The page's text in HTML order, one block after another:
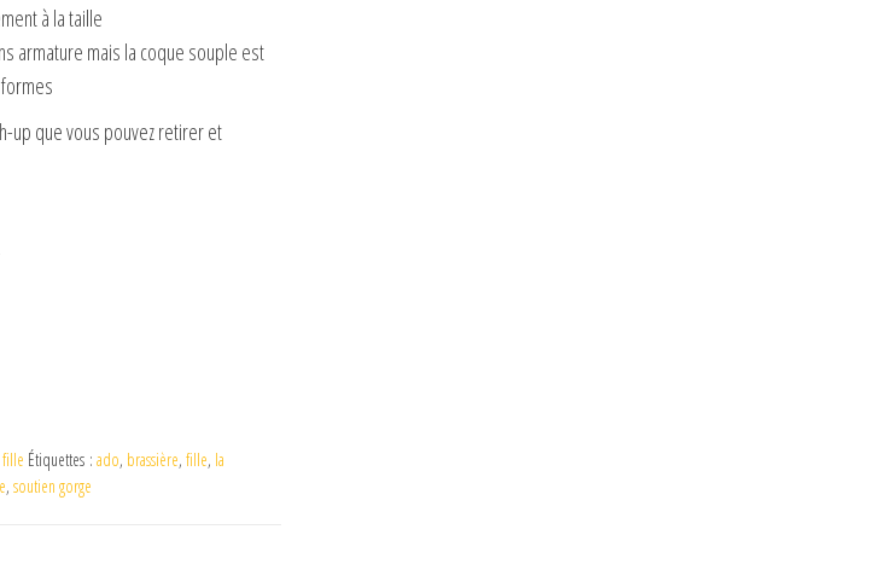
à la taille
armature mais la coque souple est
up que vous pouvez retirer et
fille Étiquettes : ado, brassière, fille, la
, soutien gorge